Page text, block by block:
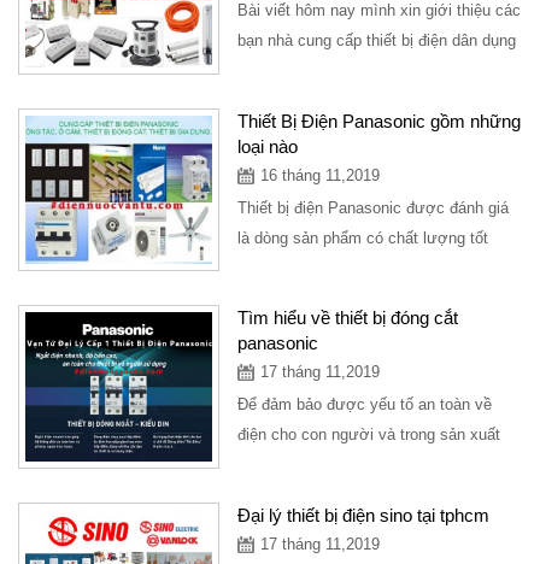
Bài viết hôm nay mình xin giới thiệu các
bạn nhà cung cấp thiết bị điện dân dụng
Thiết Bị Điện Panasonic gồm những
loại nào
16 tháng 11,2019
Thiết bị điện Panasonic được đánh giá
là dòng sản phẩm có chất lượng tốt
Tìm hiểu về thiết bị đóng cắt
panasonic
17 tháng 11,2019
Để đảm bảo được yếu tố an toàn về
điện cho con người và trong sản xuất
Đại lý thiết bị điện sino tại tphcm
17 tháng 11,2019